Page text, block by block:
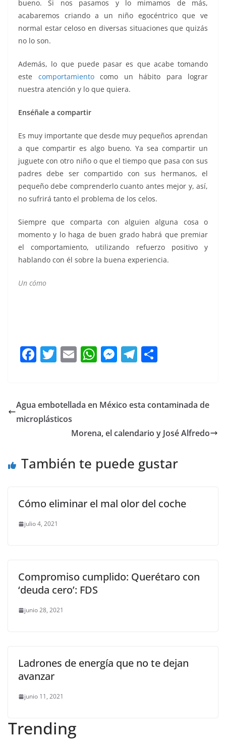
bueno. Si nos pasamos y lo mimamos de más,
acabaremos criando a un niño egocéntrico que ve
normal estar celoso en diversas situaciones que quizás
no lo son.
Además, lo que puede pasar es que acabe tomando
este comportamientocomo un hábito para lograr
nuestra atención y lo que quiera.
Enséñale a compartir
Es muy importante que desde muy pequeños aprendan
a que compartir es algo bueno. Ya sea compartir un
juguete con otro niño o que el tiempo que pasa con sus
padres debe ser compartido con sus hermanos, el
pequeño debe comprenderlo cuanto antes mejor y, así,
no sufrirá tanto el problema de los celos.
Siempre que comparta con alguien alguna cosa o
momento y lo haga de buen grado habrá que premiar
el comportamiento, utilizando refuerzo positivo y
hablando con él sobre la buena experiencia.
Un cómo
F
e
b
k
T
er
E
l
W
s
p
M
e
g
T
gr
m
p
tir
Agua embotellada en México esta contaminada de
microplásticos
Morena, el calendario y José Alfredo
También te puede gustar
Cómo eliminar el mal olor del coche
julio 4, 2021
Compromiso cumplido: Querétaro con
‘deuda cero’: FDS
junio 28, 2021
Ladrones de energía que no te dejan
avanzar
junio 11, 2021
Trending